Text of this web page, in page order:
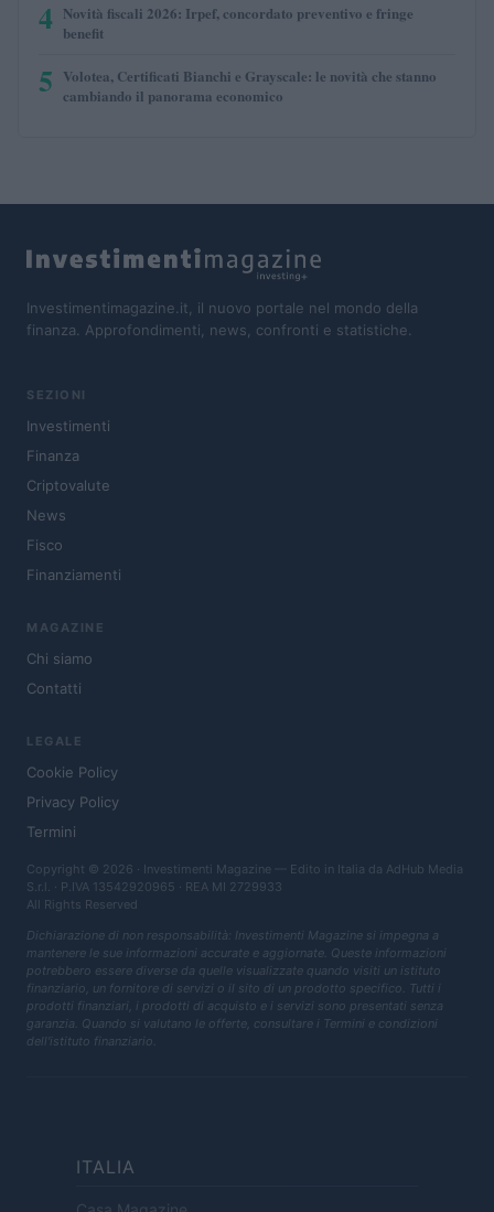
4 Novità fiscali 2026: Irpef, concordato preventivo e fringe
benefit
5 Volotea, Certificati Bianchi e Grayscale: le novità che stanno
cambiando il panorama economico
Investimentimagazine.it, il nuovo portale nel mondo della
finanza. Approfondimenti, news, confronti e statistiche.
SEZIONI
Investimenti
Finanza
Criptovalute
News
Fisco
Finanziamenti
MAGAZINE
Chi siamo
Contatti
LEGALE
Cookie Policy
Privacy Policy
Termini
Copyright © 2026 · Investimenti Magazine — Edito in Italia da AdHub Media
S.r.l. · P.IVA 13542920965 · REA MI 2729933
All Rights Reserved
Dichiarazione di non responsabilità: Investimenti Magazine si impegna a
mantenere le sue informazioni accurate e aggiornate. Queste informazioni
potrebbero essere diverse da quelle visualizzate quando visiti un istituto
finanziario, un fornitore di servizi o il sito di un prodotto specifico. Tutti i
prodotti finanziari, i prodotti di acquisto e i servizi sono presentati senza
garanzia. Quando si valutano le offerte, consultare i Termini e condizioni
dell'istituto finanziario.
ITALIA